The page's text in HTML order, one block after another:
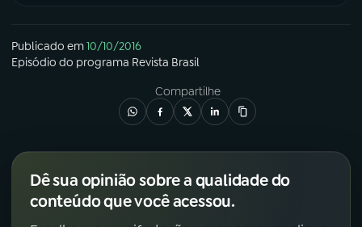
Publicado em10/10/2016
Episódio do programa Revista Brasil
Compartilhe
Dê sua opinião sobre a qualidade do
conteúdo que você acessou.